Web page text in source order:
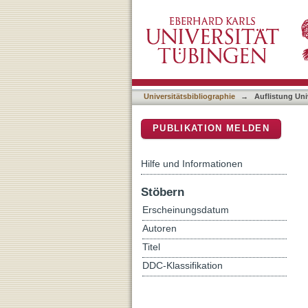
Universitätsbibliographie → Auflistung
PUBLIKATION MELDEN
Hilfe und Informationen
Stöbern
Erscheinungsdatum
Autoren
Titel
DDC-Klassifikation